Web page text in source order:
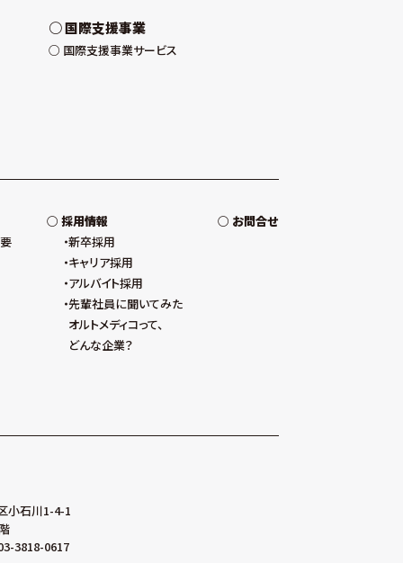
国際支援事業
国際支援事業サービス
採用情報
新卒採用
キャリア採用
アルバイト採用
先輩社員に聞いてみた
オルトメディコって、
どんな企業？
お問合せ
小石川1-4-1
3818-0617